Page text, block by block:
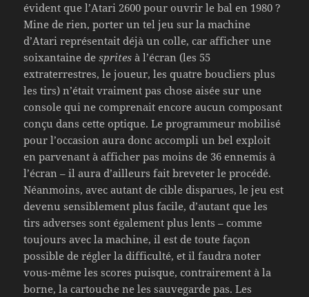
évident que l’Atari 2600 pour ouvrir le bal en 1980 ?
Mine de rien, porter un tel jeu sur la machine
d’Atari représentait déjà un colle, car afficher une
soixantaine desprites à l’écran (les 55
extraterrestres, le joueur, les quatre boucliers plus
les tirs) n’était vraiment pas chose aisée sur une
console qui ne comprenait encore aucun composant
conçu dans cette optique. Le programmeur mobilisé
pour l’occasion aura donc accompli un bel exploit
en parvenant à afficher pas moins de 36 ennemis à
l’écran – il aura d’ailleurs fait breveter le procédé.
Néanmoins, avec autant de cible disparues, le jeu est
devenu sensiblement plus facile, d’autant que les
tirs adverses sont également plus lents – comme
toujours avec la machine, il est de toute façon
possible de régler la difficulté, et il faudra noter
vous-même les scores puisque, contrairement à la
borne, la cartouche ne les sauvegarde pas. Les